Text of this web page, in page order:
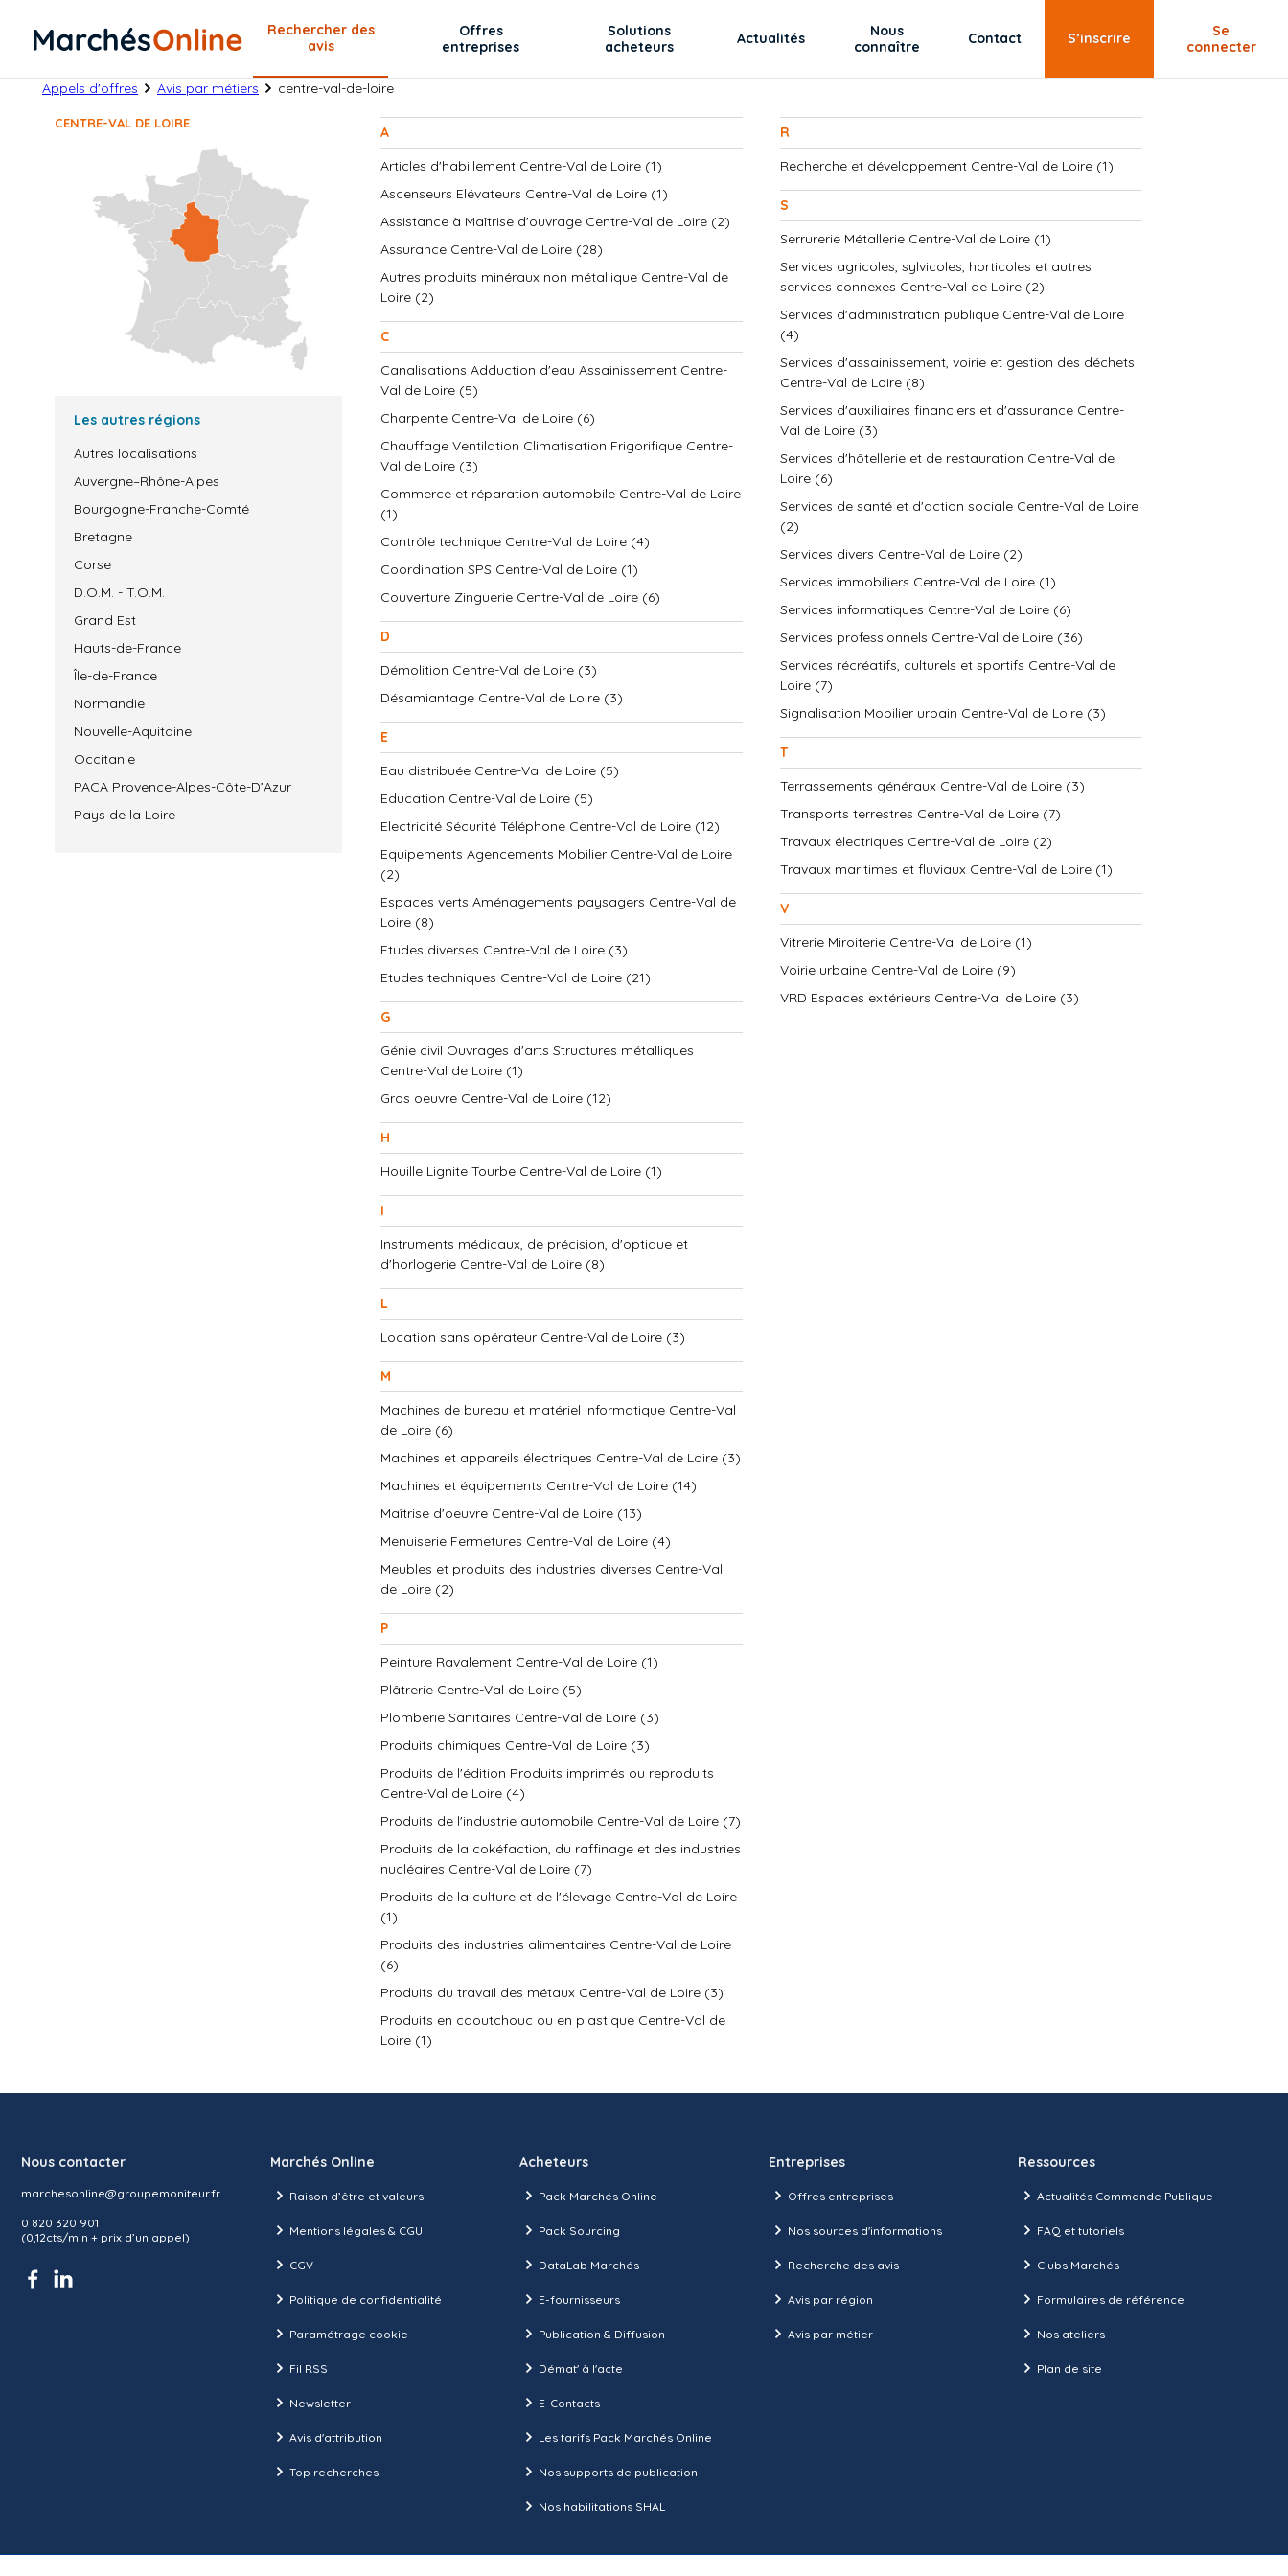
Rechercher des
avis
Offres
entreprises
Solutions
acheteurs
Actualités
Nous
connaître
Contact S’inscrire
Se
connecter
Appels d'offres Avis par métiers centre-val-de-loire
CENTRE-VAL DE LOIRE
Les autres régions
Autres localisations
Auvergne–Rhône-Alpes
Bourgogne-Franche-Comté
Bretagne
Corse
D.O.M. - T.O.M.
Grand Est
Hauts-de-France
Île-de-France
Normandie
Nouvelle-Aquitaine
Occitanie
PACA Provence-Alpes-Côte-D’Azur
Pays de la Loire
A
Articles d'habillement Centre-Val de Loire (1)
Ascenseurs Elévateurs Centre-Val de Loire (1)
Assistance à Maîtrise d'ouvrage Centre-Val de Loire (2)
Assurance Centre-Val de Loire (28)
Autres produits minéraux non métallique Centre-Val de
Loire (2)
C
Canalisations Adduction d'eau Assainissement Centre-
Val de Loire (5)
Charpente Centre-Val de Loire (6)
Chauffage Ventilation Climatisation Frigorifique Centre-
Val de Loire (3)
Commerce et réparation automobile Centre-Val de Loire
(1)
Contrôle technique Centre-Val de Loire (4)
Coordination SPS Centre-Val de Loire (1)
Couverture Zinguerie Centre-Val de Loire (6)
D
Démolition Centre-Val de Loire (3)
Désamiantage Centre-Val de Loire (3)
E
Eau distribuée Centre-Val de Loire (5)
Education Centre-Val de Loire (5)
Electricité Sécurité Téléphone Centre-Val de Loire (12)
Equipements Agencements Mobilier Centre-Val de Loire
(2)
Espaces verts Aménagements paysagers Centre-Val de
Loire (8)
Etudes diverses Centre-Val de Loire (3)
Etudes techniques Centre-Val de Loire (21)
G
Génie civil Ouvrages d'arts Structures métalliques
Centre-Val de Loire (1)
Gros oeuvre Centre-Val de Loire (12)
H
Houille Lignite Tourbe Centre-Val de Loire (1)
I
Instruments médicaux, de précision, d'optique et
d'horlogerie Centre-Val de Loire (8)
L
Location sans opérateur Centre-Val de Loire (3)
M
Machines de bureau et matériel informatique Centre-Val
de Loire (6)
Machines et appareils électriques Centre-Val de Loire (3)
Machines et équipements Centre-Val de Loire (14)
Maîtrise d'oeuvre Centre-Val de Loire (13)
Menuiserie Fermetures Centre-Val de Loire (4)
Meubles et produits des industries diverses Centre-Val
de Loire (2)
P
Peinture Ravalement Centre-Val de Loire (1)
Plâtrerie Centre-Val de Loire (5)
Plomberie Sanitaires Centre-Val de Loire (3)
Produits chimiques Centre-Val de Loire (3)
Produits de l'édition Produits imprimés ou reproduits
Centre-Val de Loire (4)
Produits de l'industrie automobile Centre-Val de Loire (7)
Produits de la cokéfaction, du raffinage et des industries
nucléaires Centre-Val de Loire (7)
Produits de la culture et de l'élevage Centre-Val de Loire
(1)
Produits des industries alimentaires Centre-Val de Loire
(6)
Produits du travail des métaux Centre-Val de Loire (3)
Produits en caoutchouc ou en plastique Centre-Val de
Loire (1)
R
Recherche et développement Centre-Val de Loire (1)
S
Serrurerie Métallerie Centre-Val de Loire (1)
Services agricoles, sylvicoles, horticoles et autres
services connexes Centre-Val de Loire (2)
Services d'administration publique Centre-Val de Loire
(4)
Services d'assainissement, voirie et gestion des déchets
Centre-Val de Loire (8)
Services d'auxiliaires financiers et d'assurance Centre-
Val de Loire (3)
Services d'hôtellerie et de restauration Centre-Val de
Loire (6)
Services de santé et d'action sociale Centre-Val de Loire
(2)
Services divers Centre-Val de Loire (2)
Services immobiliers Centre-Val de Loire (1)
Services informatiques Centre-Val de Loire (6)
Services professionnels Centre-Val de Loire (36)
Services récréatifs, culturels et sportifs Centre-Val de
Loire (7)
Signalisation Mobilier urbain Centre-Val de Loire (3)
T
Terrassements généraux Centre-Val de Loire (3)
Transports terrestres Centre-Val de Loire (7)
Travaux électriques Centre-Val de Loire (2)
Travaux maritimes et fluviaux Centre-Val de Loire (1)
V
Vitrerie Miroiterie Centre-Val de Loire (1)
Voirie urbaine Centre-Val de Loire (9)
VRD Espaces extérieurs Centre-Val de Loire (3)
Nous contacter
marchesonline@groupemoniteur.fr
0 820 320 901
(0,12cts/min + prix d’un appel)
Marchés Online
Raison d’être et valeurs
Mentions légales & CGU
CGV
Politique de confidentialité
Paramétrage cookie
Fil RSS
Newsletter
Avis d'attribution
Top recherches
Acheteurs
Pack Marchés Online
Pack Sourcing
DataLab Marchés
E-fournisseurs
Publication & Diffusion
Démat' à l'acte
E-Contacts
Les tarifs Pack Marchés Online
Nos supports de publication
Nos habilitations SHAL
Entreprises
Offres entreprises
Nos sources d'informations
Recherche des avis
Avis par région
Avis par métier
Ressources
Actualités Commande Publique
FAQ et tutoriels
Clubs Marchés
Formulaires de référence
Nos ateliers
Plan de site